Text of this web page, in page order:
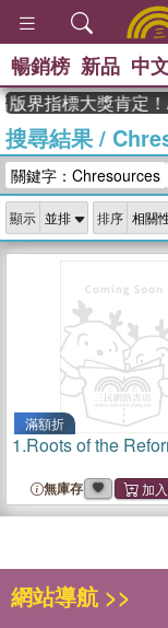
暢銷榜 新品 中
界指標大獎肯定！
搜尋結果/
關鍵字：Chresources
顯示 排序
滿額折
1.Roots of the
無庫存
網站導航 >>